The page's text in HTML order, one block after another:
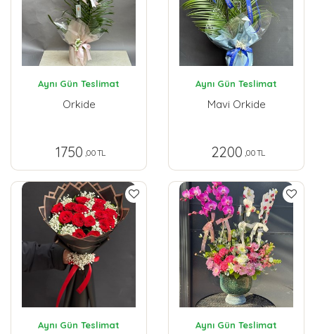
Aynı Gün Teslimat
Orkide
1750 ,00 TL
Aynı Gün Teslimat
Mavi Orkide
2200 ,00 TL
Aynı Gün Teslimat Aynı Gün Teslimat